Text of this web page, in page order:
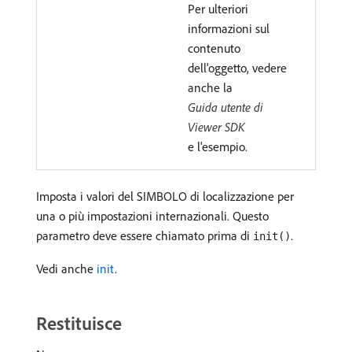
Per ulteriori
informazioni sul
contenuto
dell'oggetto, vedere
anche la
Guida utente di
Viewer SDK
e l'esempio.
Imposta i valori del SIMBOLO di localizzazione per
una o più impostazioni internazionali. Questo
parametro deve essere chiamato prima di init().
Vedi anche init.
Restituisce